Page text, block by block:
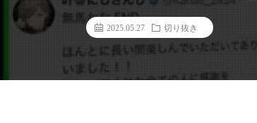
2025.05.27 切り抜き